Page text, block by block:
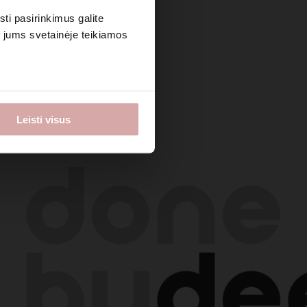
pasirinkimus galite
svetainėje teikiamos
Leisti visus